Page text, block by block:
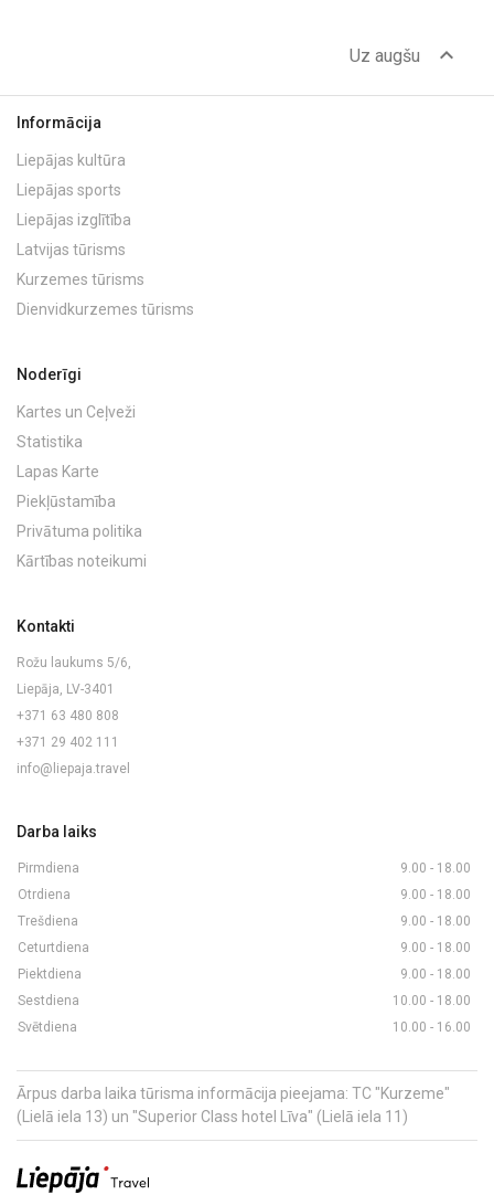
Uz augšu expand_less
Informācija
Liepājas kultūra
Liepājas sports
Liepājas izglītība
Latvijas tūrisms
Kurzemes tūrisms
Dienvidkurzemes tūrisms
Noderīgi
Kartes un Ceļveži
Statistika
Lapas Karte
Piekļūstamība
Privātuma politika
Kārtības noteikumi
Kontakti
Rožu laukums 5/6,
Liepāja, LV-3401
+371 63 480 808
+371 29 402 111
info@liepaja.travel
Darba laiks
Pirmdiena
9.00 - 18.00
Otrdiena
9.00 - 18.00
Trešdiena
9.00 - 18.00
Ceturtdiena
9.00 - 18.00
Piektdiena
9.00 - 18.00
Sestdiena
10.00 - 18.00
Svētdiena
10.00 - 16.00
Ārpus darba laika tūrisma informācija pieejama: TC "Kurzeme"
(Lielā iela 13) un "Superior Class hotel Līva" (Lielā iela 11)